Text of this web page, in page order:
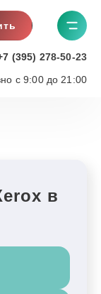
(395) 278-50-23
с 9:00 до 21:00
в